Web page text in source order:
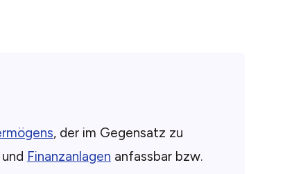
, der im Gegensatz zu
und Finanzanlagen anfassbar bzw.